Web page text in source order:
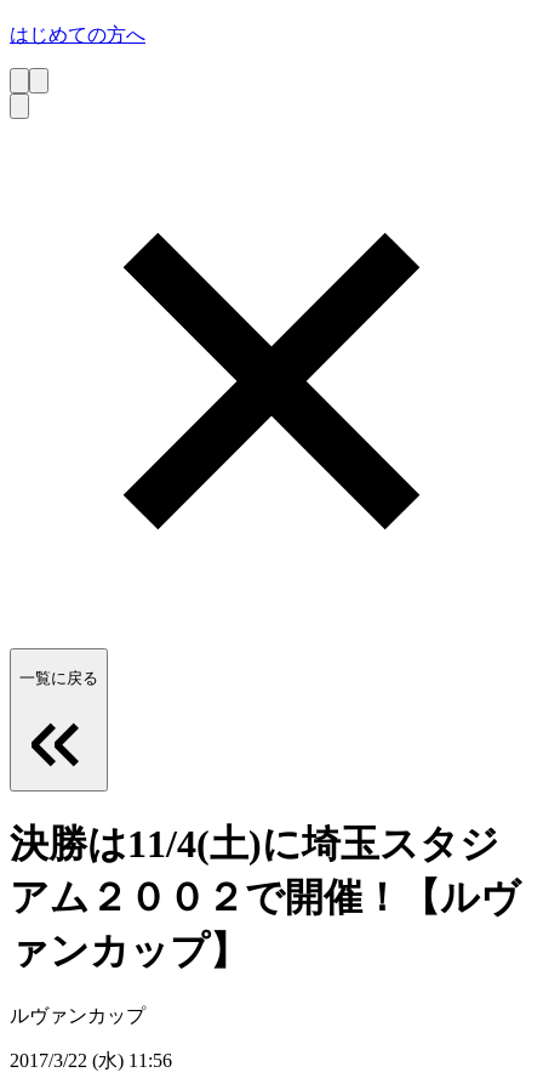
はじめての方へ
一覧に戻る
決勝は11/4(土)に埼玉スタジ
アム２００２で開催！【ルヴ
ァンカップ】
ルヴァンカップ
2017/3/22 (水) 11:56